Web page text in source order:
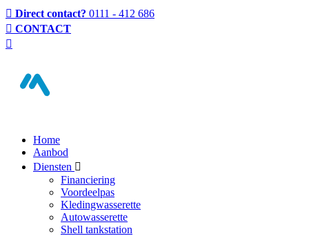
Direct contact? 0111 - 412 686
CONTACT
Home
Aanbod
Diensten
Financiering
Voordeelpas
Kledingwasserette
Autowasserette
Shell tankstation